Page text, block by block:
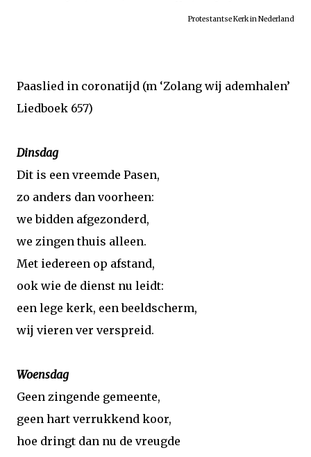
Protestantse Kerk in Nederland
Paaslied in coronatijd (m ‘Zolang wij ademhalen’
Liedboek 657)
Dinsdag
Dit is een vreemde Pasen,
zo anders dan voorheen:
we bidden afgezonderd,
we zingen thuis alleen.
Met iedereen op afstand,
ook wie de dienst nu leidt:
een lege kerk, een beeldscherm,
wij vieren ver verspreid.
Woensdag
Geen zingende gemeente,
geen hart verrukkend koor,
hoe dringt dan nu de vreugde